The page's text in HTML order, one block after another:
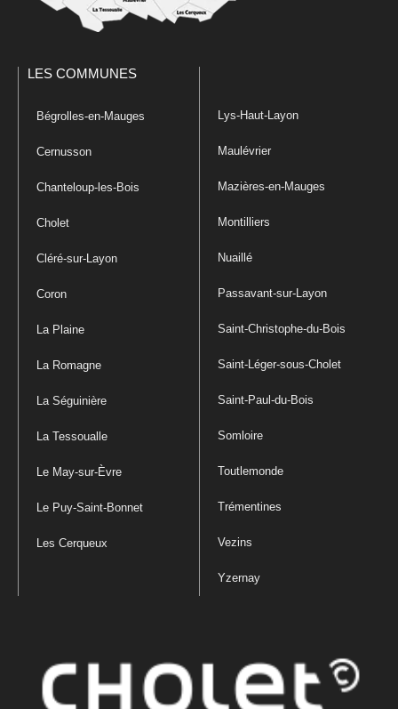
LES COMMUNES
Bégrolles-en-Mauges
Cernusson
Chanteloup-les-Bois
Cholet
Cléré-sur-Layon
Coron
La Plaine
La Romagne
La Séguinière
La Tessoualle
Le May-sur-Èvre
Le Puy-Saint-Bonnet
Les Cerqueux
Lys-Haut-Layon
Maulévrier
Mazières-en-Mauges
Montilliers
Nuaillé
Passavant-sur-Layon
Saint-Christophe-du-Bois
Saint-Léger-sous-Cholet
Saint-Paul-du-Bois
Somloire
Toutlemonde
Trémentines
Vezins
Yzernay